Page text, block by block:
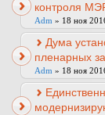
контроля
Adm » 18 ноя
Дума
пленарных
Adm » 18 ноя